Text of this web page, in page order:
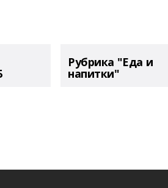
Рубрика "Еда и
напитки"